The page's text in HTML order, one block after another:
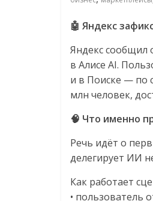
соцсетях.
Нам
важно,
как
знать
как
Сеть
жизнь
обсудить
эти
изменения
🤖 Яндекс
Яндекс сообщил
в Алисе AI.
и в Поиске — по
млн человек,
🧠 Что именно
Речь идёт о
делегирует ИИ
Как работает
• пользователь